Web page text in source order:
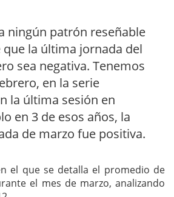
ningún patrón reseñable
que la última jornada del
sea negativa. Tenemos
en la serie
la última sesión en
en 3 de esos años, la
de marzo fue positiva.
el que se detalla el promedio de
el mes de marzo, analizando